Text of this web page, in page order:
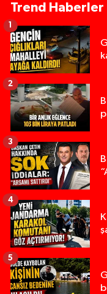
Trend Haberler
1
2
3
4
5